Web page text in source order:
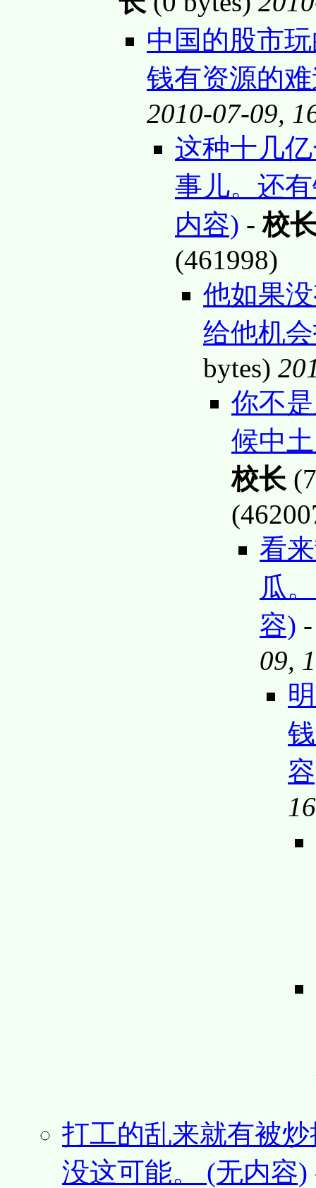
中国的股市
钱有资源的
2010-07-09,
这种十几
事儿。还
内容) -校
(461998)
他如果
给他机
bytes)
你不
候中
校长
看
瓜
容)
09,
打工的乱来就有被
没这可能。 (无内容)